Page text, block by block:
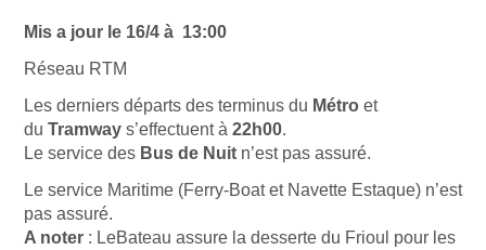
Mis a jour le 16/4 à 13:00
Réseau RTM
Les derniers départs des terminus du Métro et
du Tramway s’effectuent à 22h00.
Le service des Bus de Nuit n’est pas assuré.
Le service Maritime (Ferry-Boat et Navette Estaque) n’est
pas assuré.
A noter : LeBateau assure la desserte du Frioul pour les